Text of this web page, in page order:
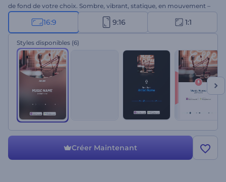
de fond de votre choix. Sombre, vibrant, statique, en mouvement –
le Visualiseur audio de podcast dispose de tout ce qu'il faut. Parfait
pour les podcasts et autres projets de voix off. Essayez-le donc dès
maintenant !
16:9 9:16 1:1
Styles disponibles (6)
Créer Maintenant